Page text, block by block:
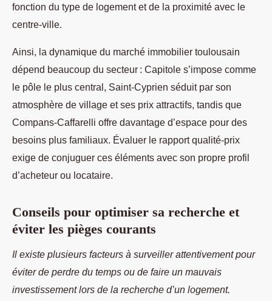
fonction du type de logement et de la proximité avec le
centre-ville.
Ainsi, la dynamique du marché immobilier toulousain
dépend beaucoup du secteur : Capitole s’impose comme
le pôle le plus central, Saint-Cyprien séduit par son
atmosphère de village et ses prix attractifs, tandis que
Compans-Caffarelli offre davantage d’espace pour des
besoins plus familiaux. Évaluer le rapport qualité-prix
exige de conjuguer ces éléments avec son propre profil
d’acheteur ou locataire.
Conseils pour optimiser sa recherche et
éviter les pièges courants
Il existe plusieurs facteurs à surveiller attentivement pour
éviter de perdre du temps ou de faire un mauvais
investissement lors de la recherche d’un logement.